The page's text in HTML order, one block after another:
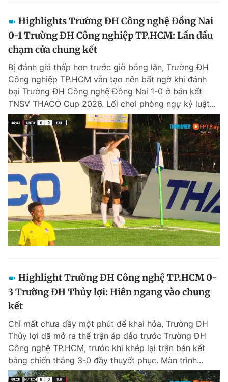
Highlights Trường ĐH Công nghệ Đồng Nai
0-1 Trường ĐH Công nghiệp TP.HCM: Lần đầu
chạm cửa chung kết
Bị đánh giá thấp hơn trước giờ bóng lăn, Trường ĐH
Công nghiệp TP.HCM vẫn tạo nên bất ngờ khi đánh
bại Trường ĐH Công nghệ Đồng Nai 1-0 ở bán kết
TNSV THACO Cup 2026. Lối chơi phòng ngự kỷ luật...
Highlight Trường ĐH Công nghệ TP.HCM 0-
3 Trường ĐH Thủy lợi: Hiên ngang vào chung
kết
Chỉ mất chưa đầy một phút để khai hỏa, Trường ĐH
Thủy lợi đã mở ra thế trận áp đảo trước Trường ĐH
Công nghệ TP.HCM, trước khi khép lại trận bán kết
bằng chiến thắng 3-0 đầy thuyết phục. Màn trình...